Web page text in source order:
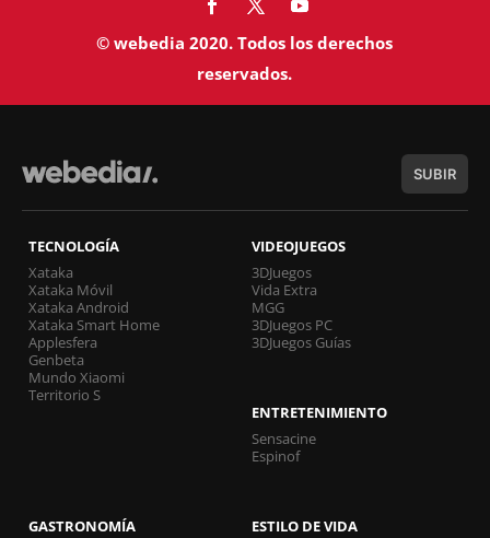
© webedia 2020. Todos los derechos
reservados.
SUBIR
TECNOLOGÍA
Xataka
Xataka Móvil
Xataka Android
Xataka Smart Home
Applesfera
Genbeta
Mundo Xiaomi
Territorio S
VIDEOJUEGOS
3DJuegos
Vida Extra
MGG
3DJuegos PC
3DJuegos Guías
ENTRETENIMIENTO
Sensacine
Espinof
GASTRONOMÍA
ESTILO DE VIDA